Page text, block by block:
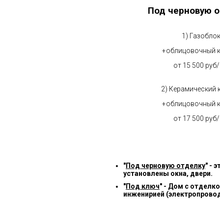
Под черновую
1) Газоблок
+облицовочный
от 15 500
2) Керамический
+облицовочный
от 17 500
"Под черновую отделку" -
установлены окна, двери.
"Под ключ" - Дом с
инженирией